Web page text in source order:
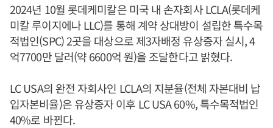
2024년 10월 롯데케미칼은 미국 내 손자회사 LCLA(롯데케
미칼 루이지에나 LLC)를 통해 계약 상대방이 설립한 특수목
적법인(SPC) 2곳을 대상으로 제3자배정 유상증자 실시, 4
억7700만 달러(약 6600억 원)을 조달한다고 밝혔다.
LC USA의 완전 자회사인 LCLA의 지분율(전체 자본대비 납
입자본비율)은 유상증자 이후 LC USA 60%, 특수목적법인
40%로 바뀐다.